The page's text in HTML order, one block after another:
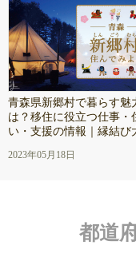
青森県新郷村で暮らす魅
は？移住に役立つ仕事・
い・支援の情報｜縁結び
2023年05月18日
都道